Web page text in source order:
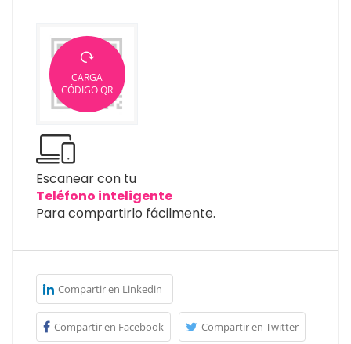
CARGA
CÓDIGO QR
Escanear con tu
Teléfono inteligente
Para compartirlo fácilmente.
Compartir en Linkedin
Compartir en Facebook Compartir en Twitter